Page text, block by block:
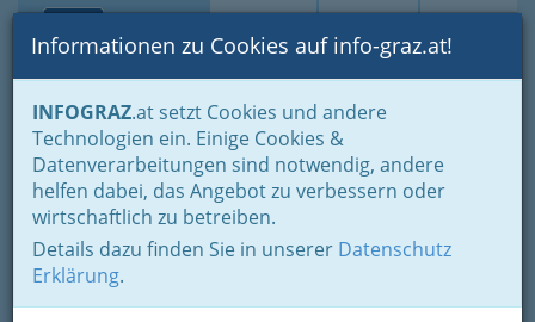
Suche Login Toggle
Informationen zu Cookies auf info-graz.at!
INFOGRAZ.at setzt Cookies und andere
Technologien ein. Einige Cookies &
Datenverarbeitungen sind notwendig, andere
helfen dabei, das Angebot zu verbessern oder
wirtschaftlich zu betreiben.
Details dazu finden Sie in unserer Datenschutz
Erklärung.
Home Branchen
Freie Berufe
Steuerberater, Wirtschaftstreuhänder und Bilanzbuchhalter
selbständige BilanzbuchhalterInnen nach dem BiBuG WKO
Katharina Ranftl
Mauergasse 23, 8020 Graz